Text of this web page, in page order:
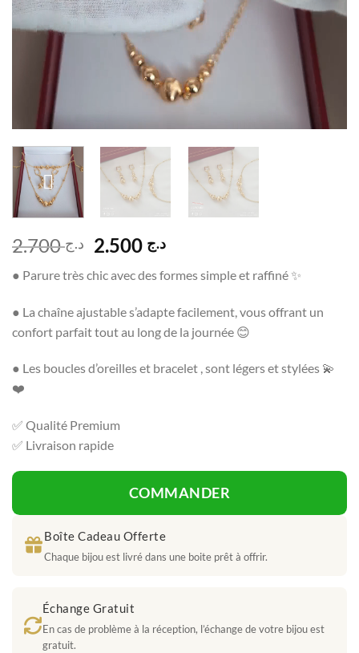
د.ج2.700
Le
initial
était :
د.ج 2.700.
د.جLe
actuel
est :
د.ج 2.500.
● Parure très chic avec des formes simple et raffiné ✨
● La chaîne ajustable s’adapte facilement, vous offrant un
confort parfait tout au long de la journée 😊
● Les boucles d’oreilles et bracelet , sont légers et stylées 💫
❤️
✅ Qualité Premium
✅ Livraison rapide
COMMANDER
Boîte Cadeau Offerte
Chaque bijou est livré dans une boite prêt à offrir.
Échange Gratuit
En cas de problème à la réception, l’échange de votre bijou est
gratuit.